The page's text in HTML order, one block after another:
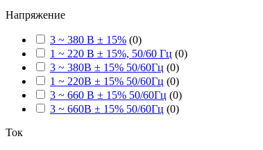
Напряжение
3 ~ 380 В ± 15% (0)
1 ~ 220 В ± 15%, 50/60 Гц (0)
3 ~ 380В ± 15% 50/60Гц (0)
1 ~ 220В ± 15% 50/60Гц (0)
3 ~ 660 В ± 15% 50/60Гц (0)
3 ~ 660В ± 15% 50/60Гц (0)
Ток